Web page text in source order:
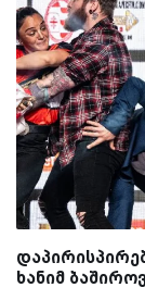
ხანიმ